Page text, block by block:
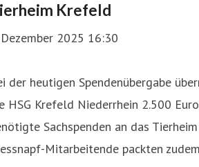
Krefeld
2025 16:30
der heutigen Spendenübergabe
HSG Krefeld Niederrhein 2.500
Sachspenden an das
Mitarbeitende packten